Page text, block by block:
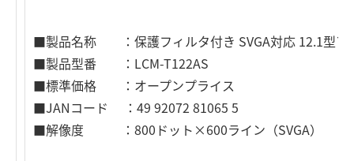
■製品名称 ：保護フィルタ付き SVGA対応 12.1型ア
■製品型番 ：LCM-T122AS
■標準価格 ：オープンプライス
■JANコード ：49 92072 81065 5
■解像度 ：800ドット×600ライン（SVGA）